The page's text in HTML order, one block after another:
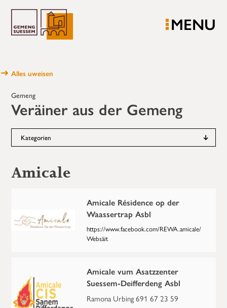
MENU
Alles uweisen
Gemeng
Veräiner aus der Gemeng
Kategorien
Amicale
Amicale Résidence op der
Waassertrap Asbl
https://www.facebook.com/REWA.amicale/
Websäit
Amicale vum Asatzzenter
Suessem-Deifferdeng Asbl
Ramona Urbing 691 67 23 59